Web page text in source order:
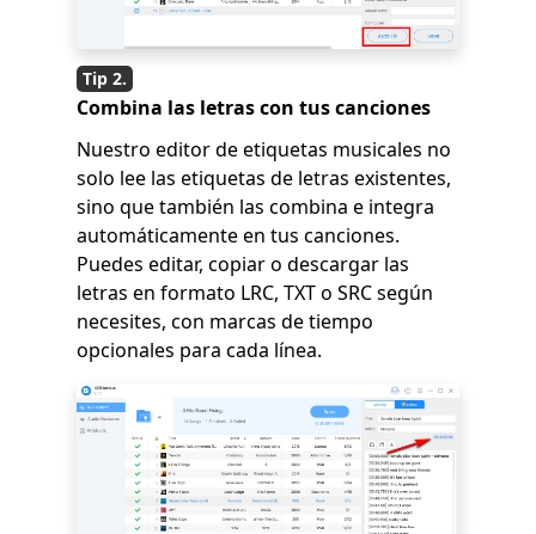
Combina las letras con tus canciones
Nuestro editor de etiquetas musicales no
solo lee las etiquetas de letras existentes,
sino que también las combina e integra
automáticamente en tus canciones.
Puedes editar, copiar o descargar las
letras en formato LRC, TXT o SRC según
necesites, con marcas de tiempo
opcionales para cada línea.